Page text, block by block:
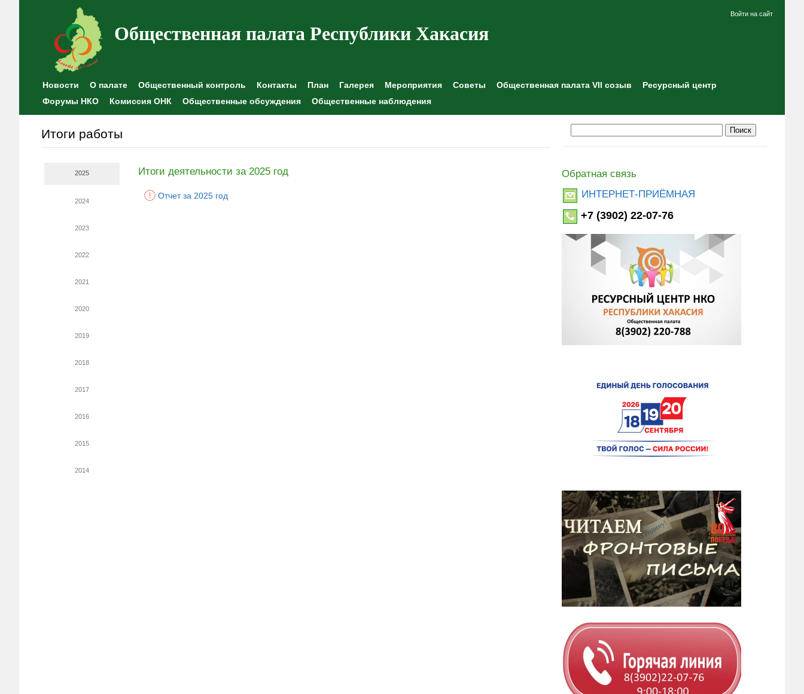
Общественная палата Республики Хакасия
Войти на сайт
Новости О палате Общественный контроль Контакты План Галерея Мероприятия Советы Общественная палата VII созыв
Ресурсный центр
Форумы НКО
Комиссия ОНК Общественные обсуждения Общественные наблюдения
Итоги работы
2025
2024
2023
2022
2021
2020
2019
2018
2017
2016
2015
2014
Итоги деятельности за 2025 год
Отчет за 2025 год
Обратная связь
ИНТЕРНЕТ-ПРИЁМНАЯ
+7 (3902) 22-07-76